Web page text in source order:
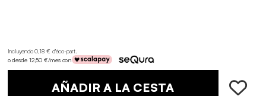
Incluyendo 0,18 € d'éco-part.
o desde 12,50 €/mes con
AÑADIR A LA CESTA